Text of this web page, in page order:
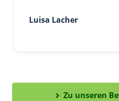
Luisa Lacher
Zu unseren